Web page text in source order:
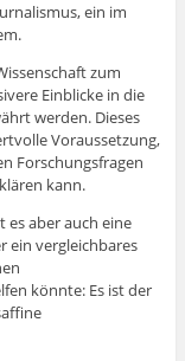
ein im
zum
Einblicke in die
werden. Dieses
Voraussetzung,
Forschungsfragen
kann.
es aber auch eine
ein vergleichbares
könnte: Es ist der